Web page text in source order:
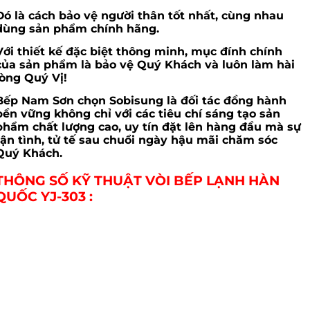
là cách bảo vệ người thân tốt nhất, cùng nhau
sản phẩm chính hãng.
thiết kế đặc biệt thông minh, mục đính chính
sản phẩm là bảo vệ Quý Khách và luôn làm hài
Quý Vị!
Nam Sơn chọn Sobisung là đối tác đồng hành
vững không chỉ với các tiêu chí sáng tạo sản
chất lượng cao, uy tín đặt lên hàng đầu mà sự
tình, tử tế sau chuổi ngày hậu mãi chăm sóc
Khách.
SỐ KỸ THUẬT VÒI BẾP LẠNH HÀN
YJ-303 :